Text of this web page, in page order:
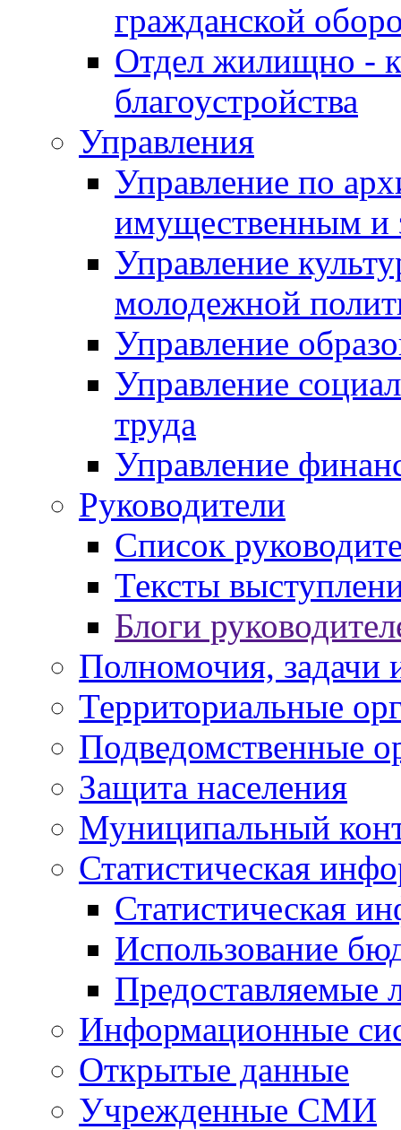
гражданской
Отдел жилищно -
благоустройства
Управления
Управление по
имущественным и
Управление
молодежной
Управление
Управление
труда
Управление
Руководители
Список
Тексты
Блоги
Полномочия, задачи
Территориальные
Подведомственные
Защита населения
Муниципальный
Статистическая
Статистическая
Использование
Предоставляемые
Информационные
Открытые данные
Учрежденные СМИ